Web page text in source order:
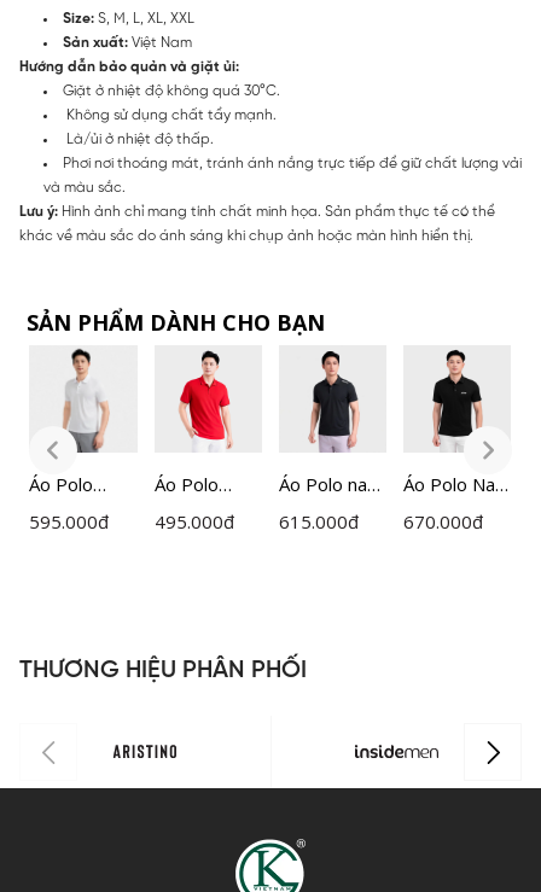
Size: S, M, L, XL, XXL
Sản xuất: Việt Nam
Hướng dẫn bảo quản và giặt ủi:
Giặt ở nhiệt độ không quá 30°C.
Không sử dụng chất tẩy mạnh.
Là/ủi ở nhiệt độ thấp.
Phơi nơi thoáng mát, tránh ánh nắng trực tiếp để giữ chất lượng vải
và màu sắc.
Lưu ý: Hình ảnh chỉ mang tính chất minh họa. Sản phẩm thực tế có thể
khác về màu sắc do ánh sáng khi chụp ảnh hoặc màn hình hiển thị.
SẢN PHẨM DÀNH CHO BẠN
Áo Polo
ngắn tay
IPS118MAH
595.000đ
Áo Polo
Ngắn Tay
495.000đ
Áo Polo nam
ngắn tay
615.000đ
Áo Polo Nam
Đen Họa
670.000đ
THƯƠNG HIỆU PHÂN PHỐI